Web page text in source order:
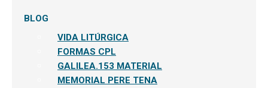
BLOG
VIDA LITÚRGICA
FORMAS CPL
GALILEA.153 MATERIAL
MEMORIAL PERE TENA